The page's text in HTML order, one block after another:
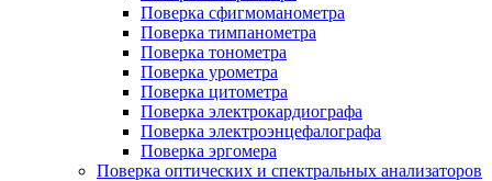
Поверка сфигмоманометра
Поверка тимпанометра
Поверка тонометра
Поверка урометра
Поверка цитометра
Поверка электрокардиографа
Поверка электроэнцефалографа
Поверка эргомера
Поверка оптических и спектральных анализаторов